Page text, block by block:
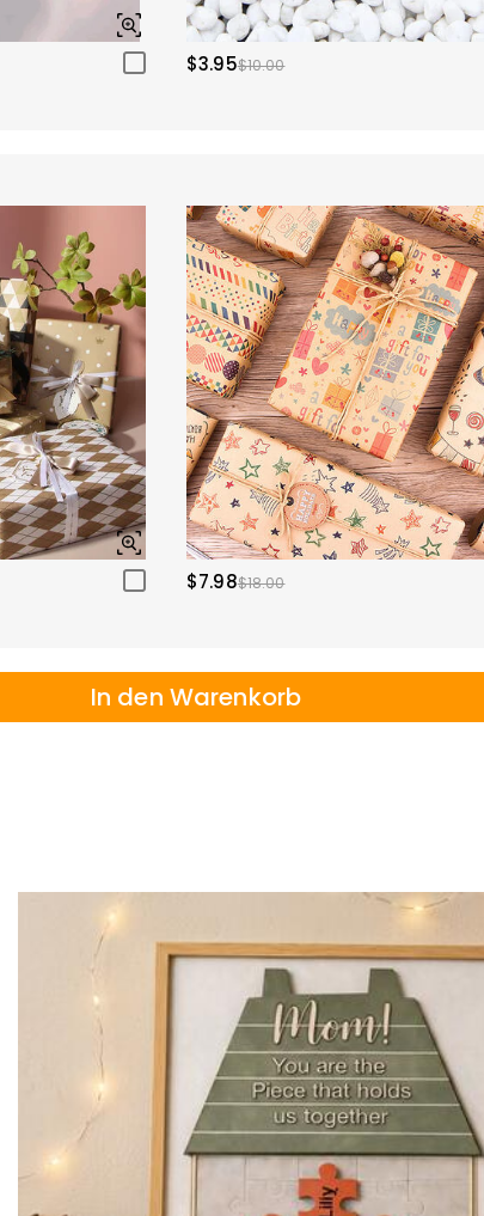
$3.95$10.00
$7.98$18.00
In den Warenkorb